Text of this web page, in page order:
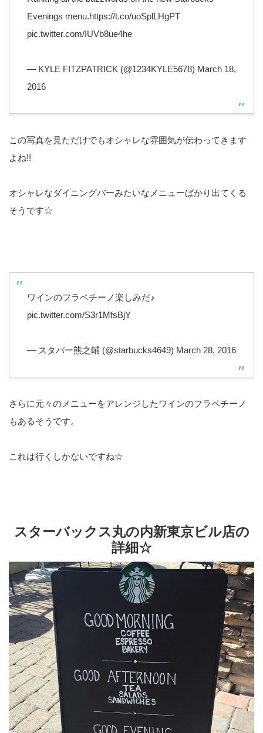
Evenings menu.https://t.co/uoSplLHgPT
pic.twitter.com/IUVb8ue4he
— KYLE FITZPATRICK (@1234KYLE5678) March 18,
2016
この写真を見ただけでもオシャレな雰囲気が伝わってきます
よね!!
オシャレなダイニングバーみたいなメニューばかり出てくる
そうです☆
ワインのフラペチーノ楽しみだ♪
pic.twitter.com/S3r1MfsBjY
— スタバー熊之輔 (@starbucks4649) March 28, 2016
さらに元々のメニューをアレンジしたワインのフラペチーノ
もあるそうです。
これは行くしかないですね☆
スターバックス丸の内新東京ビル店の
詳細☆